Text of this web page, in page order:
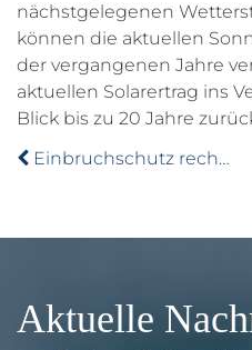
nächstgelegenen
können die aktuellen
der vergangenen Jahre
aktuellen Solarertrag ins
Blick bis zu 20 Jahre
Einbruchschutz rechtssicher umsetzen: Tipps für Mieter und Eigentümer
Aktuelle